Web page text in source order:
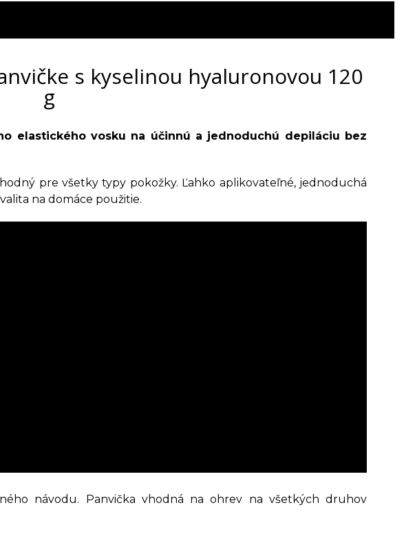
s kyselinou hyaluronovou 120
g
elastického vosku na účinnú a jednoduchú depiláciu bez
pre všetky typy pokožky. Ľahko aplikovateľné, jednoduchá
na domáce použitie.
návodu. Panvička vhodná na ohrev na všetkých druhov